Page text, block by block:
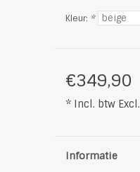
Kleur: *
€349,90
* Incl. btw Excl.
Informatie